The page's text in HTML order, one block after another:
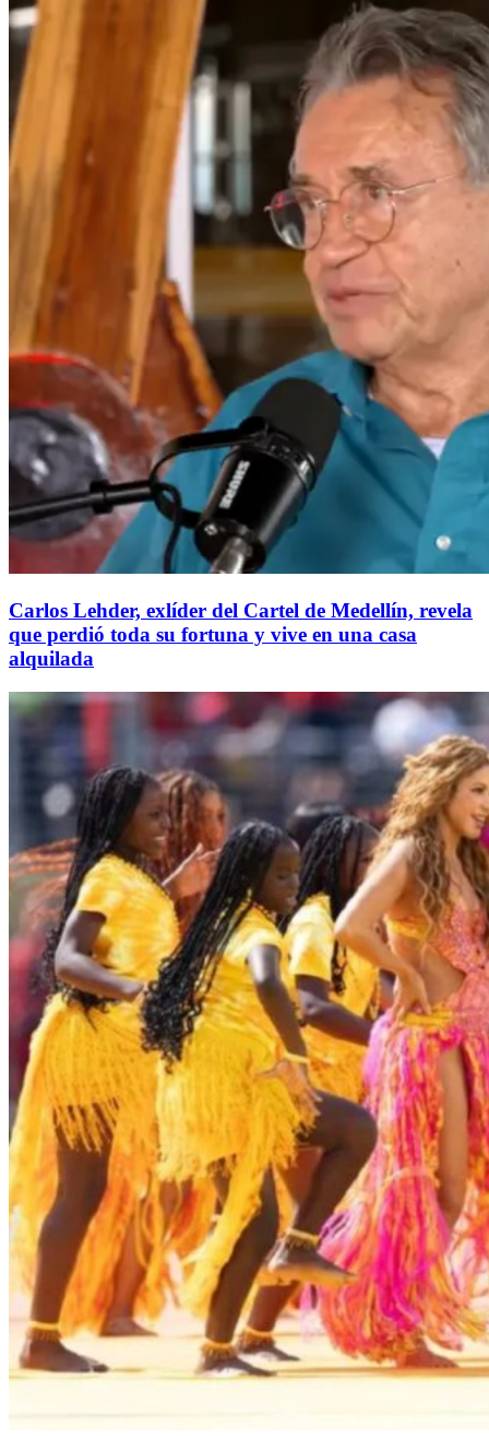
Carlos Lehder, exlíder del Cartel de Medellín, revela
que perdió toda su fortuna y vive en una casa
alquilada